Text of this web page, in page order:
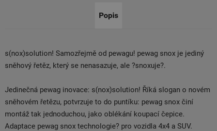
Popis
s(nox)solution! Samozřejmě od pewagu! pewag snox je jediný
sněhový řetěz, který se nenasazuje, ale ?snoxuje?.
Jedinečná pewag inovace: s(nox)solution! Říká slogan o novém
sněhovém řetězu, potvrzuje to do puntíku: pewag snox činí
montáž tak jednoduchou, jako oblékání koupací čepice.
Adaptace pewag snox technologie? pro vozidla 4x4 a SUV.